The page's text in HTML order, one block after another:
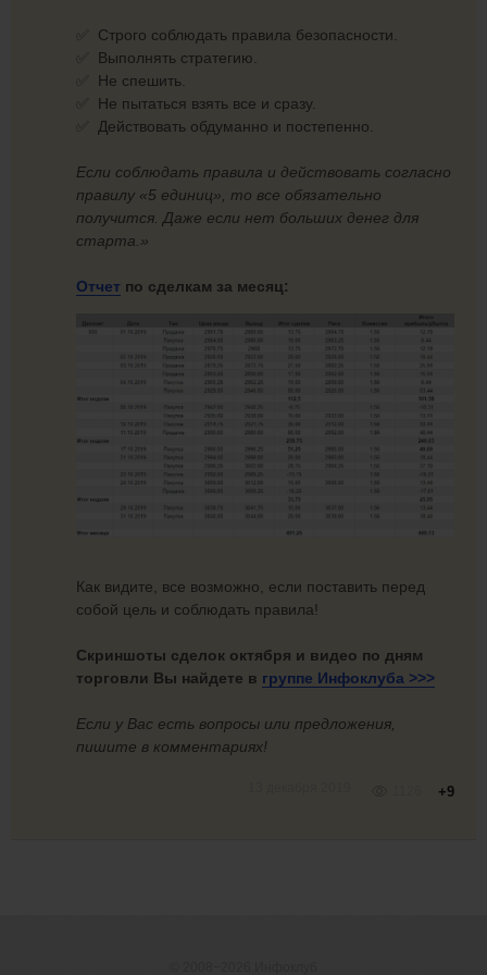
✅ Строго соблюдать правила безопасности.
✅ Выполнять стратегию.
✅ Не спешить.
✅ Не пытаться взять все и сразу.
✅ Действовать обдуманно и постепенно.
Если соблюдать правила и действовать согласно
правилу «5 единиц», то все обязательно
получится. Даже если нет больших денег для
старта.»
Отчет по сделкам за месяц:
Как видите, все возможно, если поставить перед
собой цель и соблюдать правила!
Скриншоты сделок октября и видео по дням
торговли Вы найдете в группе Инфоклуба >>>
Если у Вас есть вопросы или предложения,
пишите в комментариях!
+9